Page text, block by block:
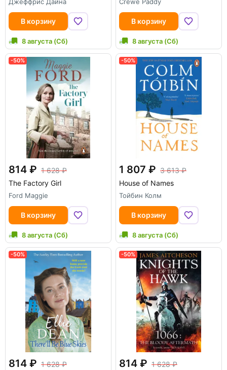
В корзину
8 августа (Сб)
В корзину
8 августа (Сб)
-50%
814
1 628
The Factory Girl
Ford Maggie
В корзину
8 августа (Сб)
-50%
1 807
3 613
House of Names
Тойбин Колм
В корзину
8 августа (Сб)
-50%
814
1 628
-50%
814
1 628